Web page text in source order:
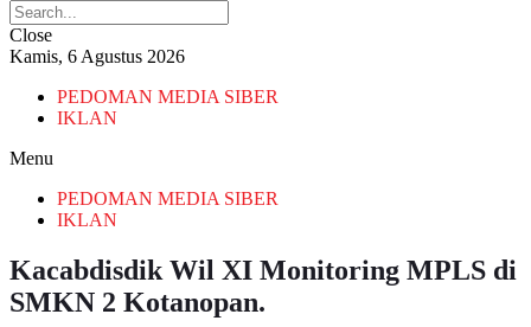
Close
Kamis, 6 Agustus 2026
PEDOMAN MEDIA SIBER
IKLAN
Menu
PEDOMAN MEDIA SIBER
IKLAN
Kacabdisdik Wil XI Monitoring MPLS di
SMKN 2 Kotanopan.